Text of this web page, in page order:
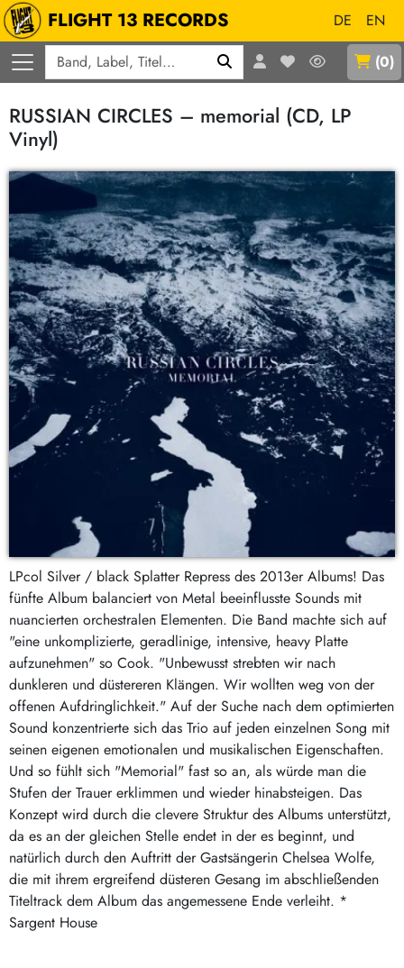
FLIGHT 13 RECORDS DE
EN
(0)
RUSSIAN CIRCLES – memorial (CD, LP
Vinyl)
LPcol Silver / black Splatter Repress des 2013er Albums! Das
fünfte Album balanciert von Metal beeinflusste Sounds mit
nuancierten orchestralen Elementen. Die Band machte sich auf
"eine unkomplizierte, geradlinige, intensive, heavy Platte
aufzunehmen" so Cook. "Unbewusst strebten wir nach
dunkleren und düstereren Klängen. Wir wollten weg von der
offenen Aufdringlichkeit." Auf der Suche nach dem optimierten
Sound konzentrierte sich das Trio auf jeden einzelnen Song mit
seinen eigenen emotionalen und musikalischen Eigenschaften.
Und so fühlt sich "Memorial" fast so an, als würde man die
Stufen der Trauer erklimmen und wieder hinabsteigen. Das
Konzept wird durch die clevere Struktur des Albums unterstützt,
da es an der gleichen Stelle endet in der es beginnt, und
natürlich durch den Auftritt der Gastsängerin Chelsea Wolfe,
die mit ihrem ergreifend düsteren Gesang im abschließenden
Titeltrack dem Album das angemessene Ende verleiht. *
Sargent House